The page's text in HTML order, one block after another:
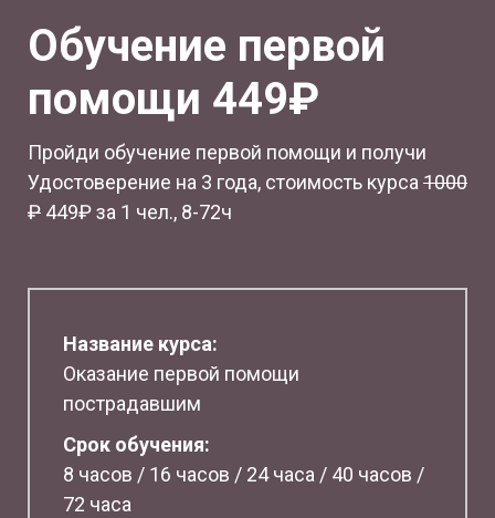
Обучение первой
помощи 449₽
Пройди обучение первой помощи и получи
Удостоверение на 3 года, стоимость курса1000
₽ 449₽ за 1 чел., 8-72ч
Название курса:
Оказание первой помощи
пострадавшим
Срок обучения:
8 часов / 16 часов / 24 часа / 40 часов /
72 часа